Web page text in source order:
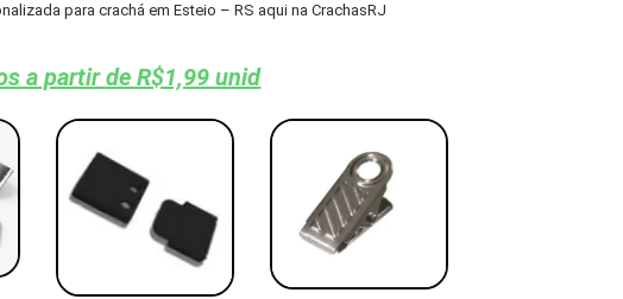
para crachá em Esteio – RS aqui na CrachasRJ
a partir de R$1,99 unid